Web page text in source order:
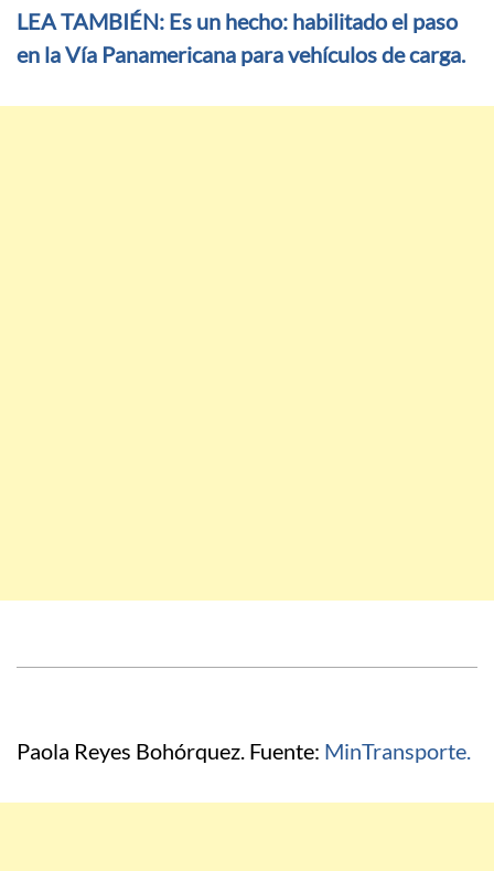
LEA TAMBIÉN: Es un hecho: habilitado el paso
en la Vía Panamericana para vehículos de carga.
Paola Reyes Bohórquez. Fuente: MinTransporte.